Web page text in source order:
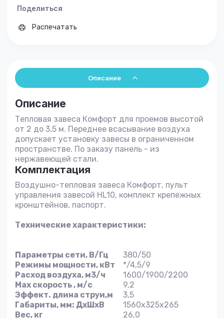
Поделиться
Распечатать
Описание
Описание
Тепловая завеса Комфорт для проемов высотой
от 2 до 3,5 м. Переднее всасывание воздуха
допускает установку завесы в ограниченном
пространстве. По заказу панель - из
нержавеющей стали.
Комплектация
Воздушно-тепловая завеса Комфорт, пульт
управления завесой HL10, комплект крепежных
кронштейнов, паспорт.
Технические характеристики:
Параметры сети, В/Гц
380/50
Режимы мощности, кВт
*/4,5/9
Расход воздуха, м3/ч
1600/1900/2200
Max скорость , м/с
9,2
Эффект. длина струи,м
3,5
Габариты, мм: ДхШхВ
1560х325х265
Вес, кг
26,0